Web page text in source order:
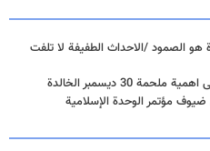
هو الصمود /الاحداث الطفيفة لا تلفت
30 ديسمبر الخالدة
ضيوف مؤتمر الوحدة الإسلامية